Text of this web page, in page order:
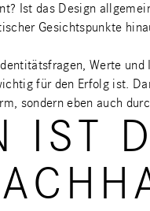
Ist das Design
Gesichtspunkte
Werte
für den Erfolg ist.
sondern eben auch
IST